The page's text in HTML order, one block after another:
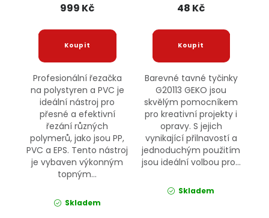
999 Kč
Profesionální řezačka
na polystyren a PVC je
ideální nástroj pro
přesné a efektivní
řezání různých
polymerů, jako jsou PP,
PVC a EPS. Tento nástroj
je vybaven výkonným
topným...
Skladem
48 Kč
Barevné tavné tyčinky
G20113 GEKO jsou
skvělým pomocníkem
pro kreativní projekty i
opravy. S jejich
vynikající přilnavostí a
jednoduchým použitím
jsou ideální volbou pro...
Skladem